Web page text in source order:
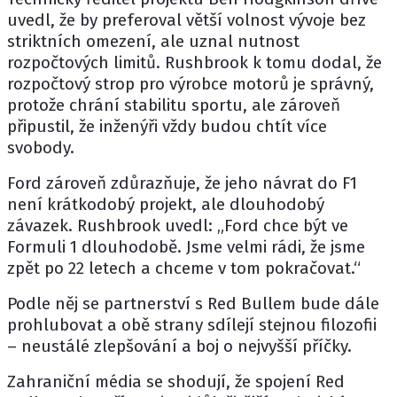
uvedl, že by preferoval větší volnost vývoje bez
striktních omezení, ale uznal nutnost
rozpočtových limitů. Rushbrook k tomu dodal, že
rozpočtový strop pro výrobce motorů je správný,
protože chrání stabilitu sportu, ale zároveň
připustil, že inženýři vždy budou chtít více
svobody.
Ford zároveň zdůrazňuje, že jeho návrat do F1
není krátkodobý projekt, ale dlouhodobý
závazek. Rushbrook uvedl: „Ford chce být ve
Formuli 1 dlouhodobě. Jsme velmi rádi, že jsme
zpět po 22 letech a chceme v tom pokračovat.“
Podle něj se partnerství s Red Bullem bude dále
prohlubovat a obě strany sdílejí stejnou filozofii
– neustálé zlepšování a boj o nejvyšší příčky.
Zahraniční média se shodují, že spojení Red